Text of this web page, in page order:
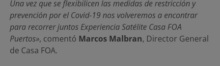
Una vez que se flexibilicen las medidas de restricción y
prevención por el Covid-19 nos volveremos a encontrar
para recorrer juntos Experiencia Satélite Casa FOA
Puertos», comentó Marcos Malbran, Director General
de Casa FOA.